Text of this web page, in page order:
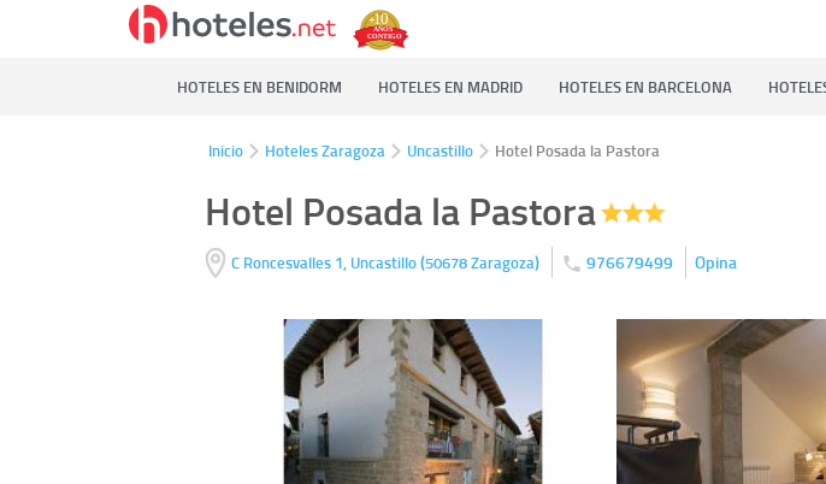
HOTELES EN BENIDORM HOTELES EN MADRID HOTELES EN BARCELONA
Inicio Hoteles Zaragoza Uncastillo Hotel Posada la Pastora
Hotel Posada la Pastora
C Roncesvalles 1, Uncastillo(50678Zaragoza) 976679499 Opina